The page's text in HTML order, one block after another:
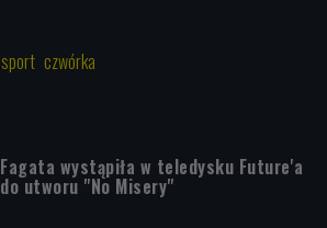
sport czwórka
Fagata wystąpiła w teledysku Future'a
do utworu "No Misery"